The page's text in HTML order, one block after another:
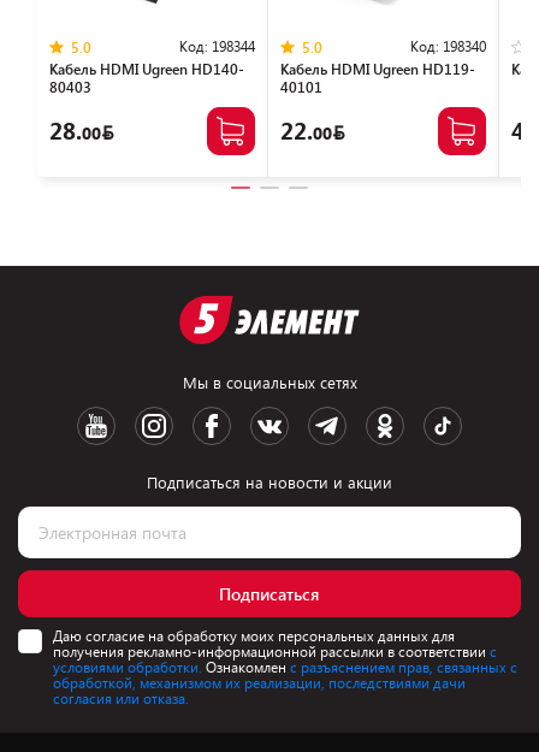
5.0 Код: 198344
Кабель HDMI Ugreen HD140-
80403
28.00
5.0 Код: 198340
Кабель HDMI Ugreen HD119-
40101
22.00
Мы в социальных сетях
Подписаться на новости и акции
Подписаться
Даю согласие на обработку моих персональных данных для
получения рекламно-информационной рассылки в соответствии с
условиями обработки. Ознакомлен с разъяснением прав, связанных с
обработкой, механизмом их реализации, последствиями дачи
согласия или отказа.